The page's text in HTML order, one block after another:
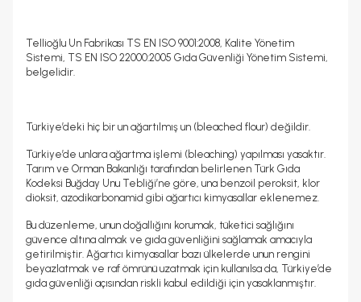
Tellioğlu Un Fabrikası TS EN ISO 9001:2008, Kalite Yönetim
Sistemi, TS EN ISO 22000:2005 Gıda Güvenliği Yönetim Sistemi,
belgelidir.
Türkiye’deki hiç bir un ağartılmış un (bleached flour) değildir.
Türkiye’de unlara ağartma işlemi (bleaching) yapılması yasaktır.
Tarım ve Orman Bakanlığı tarafından belirlenen Türk Gıda
Kodeksi Buğday Unu Tebliği’ne göre, una benzoil peroksit, klor
dioksit, azodikarbonamid gibi ağartıcı kimyasallar eklenemez.
Bu düzenleme, unun doğallığını korumak, tüketici sağlığını
güvence altına almak ve gıda güvenliğini sağlamak amacıyla
getirilmiştir. Ağartıcı kimyasallar bazı ülkelerde unun rengini
beyazlatmak ve raf ömrünü uzatmak için kullanılsa da, Türkiye’de
gıda güvenliği açısından riskli kabul edildiği için yasaklanmıştır.